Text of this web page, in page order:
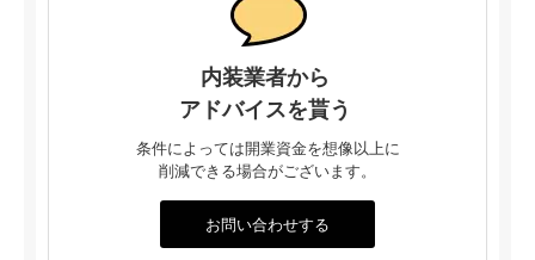
内装業者から
アドバイスを貰う
条件によっては開業資金を想像以上に
削減できる場合がございます。
お問い合わせする